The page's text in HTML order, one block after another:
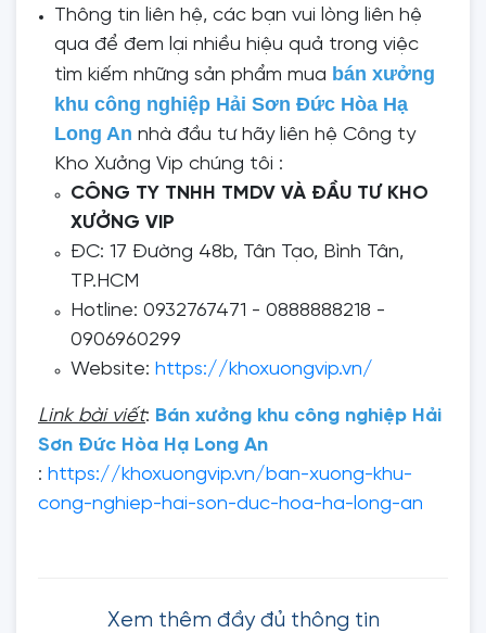
Thông tin liên hệ, các bạn vui lòng liên hệ
qua để đem lại nhiều hiệu quả trong việc
tìm kiếm những sản phẩm mua bán xưởng
khu công nghiệp Hải Sơn Đức Hòa Hạ
Long An nhà đầu tư hãy liên hệ Công ty
Kho Xưởng Vip chúng tôi :
CÔNG TY TNHH TMDV VÀ ĐẦU TƯ KHO
XƯỞNG VIP
ĐC: 17 Đường 48b, Tân Tạo, Bình Tân,
TP.HCM
Hotline: 0932767471 - 0888888218 -
0906960299
Website: https://khoxuongvip.vn/
Link bài viết: Bán xưởng khu công nghiệp Hải
Sơn Đức Hòa Hạ Long An
: https://khoxuongvip.vn/ban-xuong-khu-
cong-nghiep-hai-son-duc-hoa-ha-long-an
Xem thêm đầy đủ thông tin